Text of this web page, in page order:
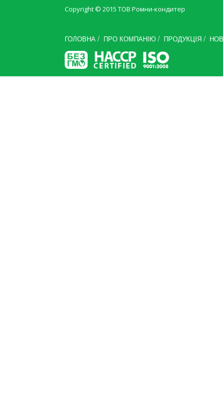
Copyright © 2015 ТОВ Ромни-кондитер
ГОЛОВНА / ПРО КОМПАНІЮ / ПРОДУКЦІЯ /